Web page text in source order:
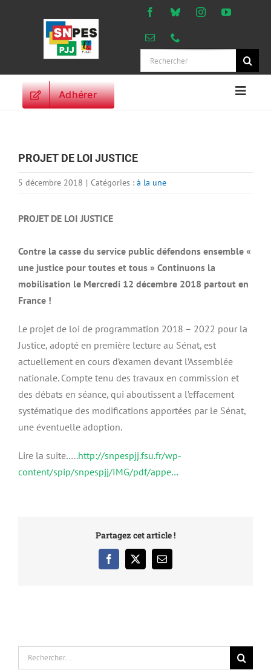
Rechercher:
Adhérer
PUBLICATIONS
PROJET DE LOI JUSTICE
5 décembre 2018 | Catégories : à la une
PROJET DE LOI JUSTICE
Contre la casse du service public défendons ensemble «
une justice pour toutes et tous » Continuons la
mobilisation le Mercredi 12 décembre 2018 partout en
France !
Le projet de loi de programmation 2018 – 2022 pour la
Justice, adopté en première lecture au Sénat, est
actuellement en cours d’examen devant l’Assemblée
nationale. Compte tenu des travaux en commission et
des débats en séance, qui aboutissent a l’effacement
systématique des modifications apportées par le Sénat,
une éventuelle adoption.
Lire la suite…..http://snpespjj.fsu.fr/wp-
content/spip/snpespjj/IMG/pdf/appe…
Partagez cet article !
Facebook
X Email
Rechercher: